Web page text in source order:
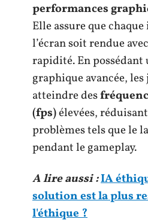
performances
Elle assure que
l’écran soit rendue
rapidité. En possédant
graphique avancée,
atteindre des
(fps)élevées,
problèmes tels que le
pendant le gameplay.
A lire aussi :IA
solution est la plus
l'éthique ?